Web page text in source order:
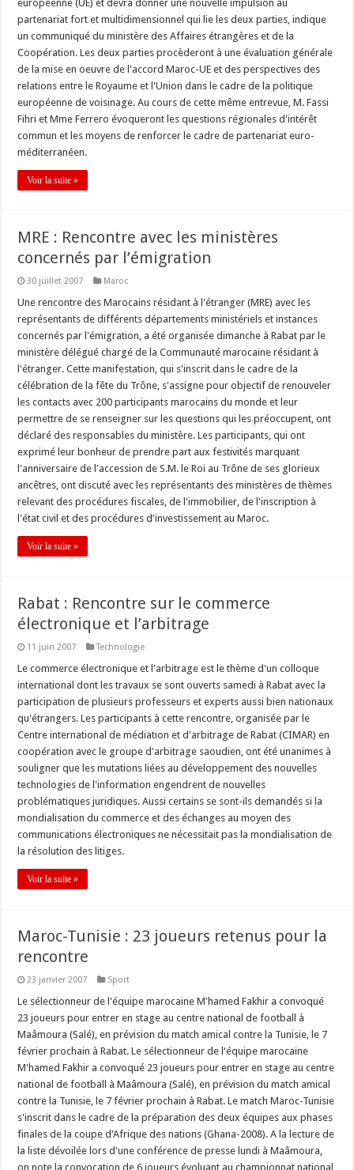
européenne (UE) et devra donner une nouvelle impulsion au
partenariat fort et multidimensionnel qui lie les deux parties, indique
un communiqué du ministère des Affaires étrangères et de la
Coopération. Les deux parties procèderont à une évaluation générale
de la mise en oeuvre de l'accord Maroc-UE et des perspectives des
relations entre le Royaume et l'Union dans le cadre de la politique
européenne de voisinage. Au cours de cette même entrevue, M. Fassi
Fihri et Mme Ferrero évoqueront les questions régionales d'intérêt
commun et les moyens de renforcer le cadre de partenariat euro-
méditerranéen.
Voir la suite »
MRE : Rencontre avec les ministères
concernés par l’émigration
30 juillet 2007 Maroc
Une rencontre des Marocains résidant à l'étranger (MRE) avec les
représentants de différents départements ministériels et instances
concernés par l'émigration, a été organisée dimanche à Rabat par le
ministère délégué chargé de la Communauté marocaine résidant à
l'étranger. Cette manifestation, qui s'inscrit dans le cadre de la
célébration de la fête du Trône, s'assigne pour objectif de renouveler
les contacts avec 200 participants marocains du monde et leur
permettre de se renseigner sur les questions qui les préoccupent, ont
déclaré des responsables du ministère. Les participants, qui ont
exprimé leur bonheur de prendre part aux festivités marquant
l'anniversaire de l'accession de S.M. le Roi au Trône de ses glorieux
ancêtres, ont discuté avec les représentants des ministères de thèmes
relevant des procédures fiscales, de l'immobilier, de l'inscription à
l'état civil et des procédures d'investissement au Maroc.
Voir la suite »
Rabat : Rencontre sur le commerce
électronique et l’arbitrage
11 juin 2007 Technologie
Le commerce électronique et l'arbitrage est le thème d'un colloque
international dont les travaux se sont ouverts samedi à Rabat avec la
participation de plusieurs professeurs et experts aussi bien nationaux
qu'étrangers. Les participants à cette rencontre, organisée par le
Centre international de médiation et d'arbitrage de Rabat (CIMAR) en
coopération avec le groupe d'arbitrage saoudien, ont été unanimes à
souligner que les mutations liées au développement des nouvelles
technologies de l'information engendrent de nouvelles
problématiques juridiques. Aussi certains se sont-ils demandés si la
mondialisation du commerce et des échanges au moyen des
communications électroniques ne nécessitait pas la mondialisation de
la résolution des litiges.
Voir la suite »
Maroc-Tunisie : 23 joueurs retenus pour la
rencontre
23 janvier 2007 Sport
Le sélectionneur de l'équipe marocaine M'hamed Fakhir a convoqué
23 joueurs pour entrer en stage au centre national de football à
Maâmoura (Salé), en prévision du match amical contre la Tunisie, le 7
février prochain à Rabat. Le sélectionneur de l'équipe marocaine
M'hamed Fakhir a convoqué 23 joueurs pour entrer en stage au centre
national de football à Maâmoura (Salé), en prévision du match amical
contre la Tunisie, le 7 février prochain à Rabat. Le match Maroc-Tunisie
s'inscrit dans le cadre de la préparation des deux équipes aux phases
finales de la coupe d'Afrique des nations (Ghana-2008). A la lecture de
la liste dévoilée lors d'une conférence de presse lundi à Maâmoura,
on note la convocation de 6 joueurs évoluant au championnat national,